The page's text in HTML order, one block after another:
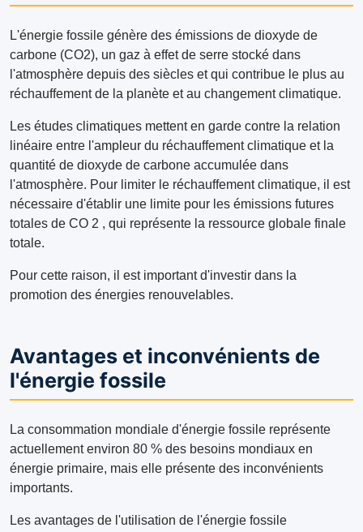
L'énergie fossile génère des émissions de dioxyde de
carbone (CO2), un gaz à effet de serre stocké dans
l'atmosphère depuis des siècles et qui contribue le plus au
réchauffement de la planète et au changement climatique.
Les études climatiques mettent en garde contre la relation
linéaire entre l'ampleur du réchauffement climatique et la
quantité de dioxyde de carbone accumulée dans
l'atmosphère. Pour limiter le réchauffement climatique, il est
nécessaire d'établir une limite pour les émissions futures
totales de CO 2 , qui représente la ressource globale finale
totale.
Pour cette raison, il est important d'investir dans la
promotion des énergies renouvelables.
Avantages et inconvénients de
l'énergie fossile
La consommation mondiale d'énergie fossile représente
actuellement environ 80 % des besoins mondiaux en
énergie primaire, mais elle présente des inconvénients
importants.
Les avantages de l'utilisation de l'énergie fossile